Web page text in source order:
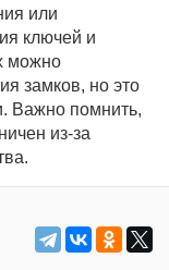
или
ключей и
можно
замков, но это
Важно помнить,
из-за